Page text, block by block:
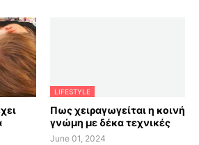
LIFESTYLE
Πως χειραγωγείται η κοινή
γνώμη με δέκα τεχνικές
June 01, 2024